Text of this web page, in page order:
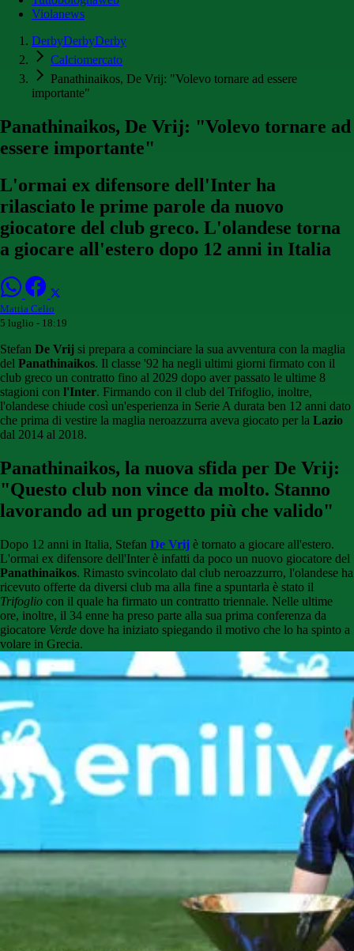
Violanews
DerbyDerbyDerby
Calciomercato
Panathinaikos, De Vrij: "Volevo tornare ad essere
importante"
Panathinaikos, De Vrij: "Volevo tornare ad
essere importante"
L'ormai ex difensore dell'Inter ha
rilasciato le prime parole da nuovo
giocatore del club greco. L'olandese torna
a giocare all'estero dopo 12 anni in Italia
Mattia Celio
5 luglio - 18:19
Stefan De Vrij si prepara a cominciare la sua avventura con la maglia
del Panathinaikos. Il classe '92 ha negli ultimi giorni firmato con il
club greco un contratto fino al 2029 dopo aver passato le ultime 8
stagioni con l'Inter. Firmando con il club del Trifoglio, inoltre,
l'olandese chiude così un'esperienza in Serie A durata ben 12 anni dato
che prima di vestire la maglia neroazzurra aveva giocato per la Lazio
dal 2014 al 2018.
Panathinaikos, la nuova sfida per De Vrij:
"Questo club non vince da molto. Stanno
lavorando ad un progetto più che valido"
Dopo 12 anni in Italia, Stefan De Vrij è tornato a giocare all'estero.
L'ormai ex difensore dell'Inter è infatti da poco un nuovo giocatore del
Panathinaikos. Rimasto svincolato dal club neroazzurro, l'olandese ha
ricevuto offerte da diversi club ma alla fine a spuntarla è stato il
Trifoglio con il quale ha firmato un contratto triennale. Nelle ultime
ore, inoltre, il 34 enne ha preso parte alla sua prima conferenza da
giocatore Verde dove ha iniziato spiegando il motivo che lo ha spinto a
volare in Grecia.